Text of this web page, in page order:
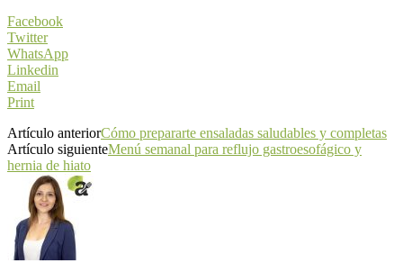
Facebook
Twitter
WhatsApp
Linkedin
Email
Print
Artículo anteriorCómo prepararte ensaladas saludables y completas
Artículo siguienteMenú semanal para reflujo gastroesofágico y
hernia de hiato